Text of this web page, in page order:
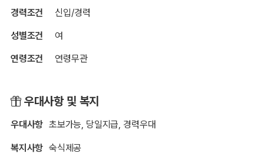
경력조건 신입/경력
성별조건 여
연령조건 연령무관
우대사항 및 복지
우대사항 초보가능, 당일지급, 경력우대
복지사항 숙식제공